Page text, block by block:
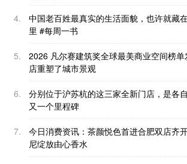
4.
中国老百姓最真实的生活面貌，也许就藏
里 #每周一书
5.
2026 凡尔赛建筑奖全球最美商业空间榜
店重塑了城市景观
6.
分别位于沪苏杭的这三家全新门店，是各
又一个里程碑
7.
今日消费资讯：茶颜悦色首进合肥双店齐
尼绽放由心香水